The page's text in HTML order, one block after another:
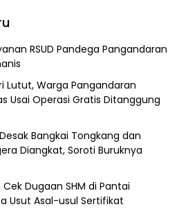
RSUD Pandega Pangandaran
Lutut, Warga Pangandaran
Usai Operasi Gratis Ditanggung
Bangkai Tongkang dan
Diangkat, Soroti Buruknya
Dugaan SHM di Pantai
Usut Asal-usul Sertifikat